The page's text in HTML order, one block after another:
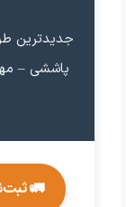
🚛 ثبت‌نام وانت